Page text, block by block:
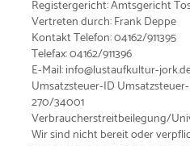
Registergericht: Amtsgericht
Vertreten durch: Frank Deppe
Kontakt Telefon: 04162/911395
Telefax: 04162/911396
E-Mail: info@lustaufkultur-
Umsatzsteuer-ID
270/34001
Verbraucherstreitbeilegung/
Wir sind nicht bereit oder